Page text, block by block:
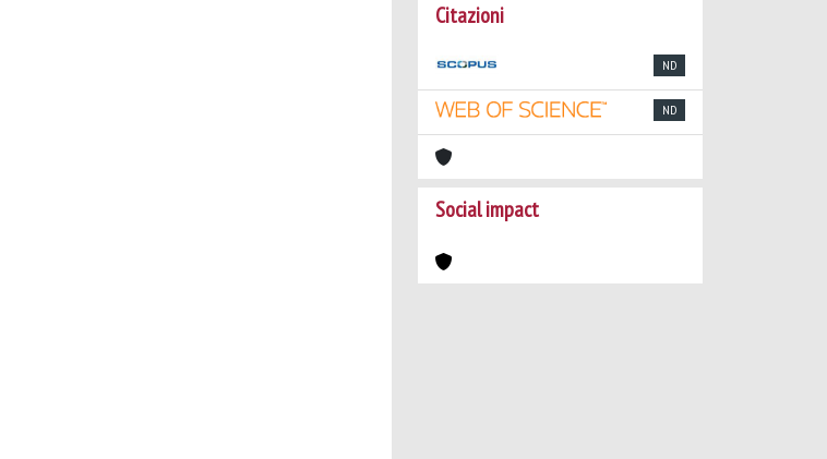
Citazioni
ND
ND
Social impact